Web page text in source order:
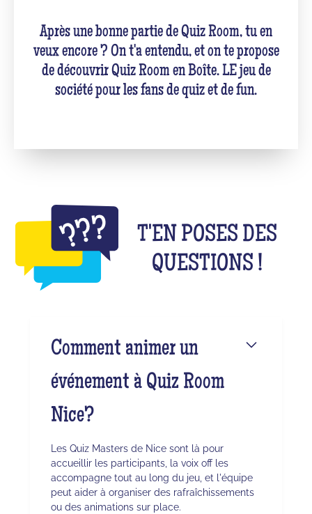
Après une bonne partie de Quiz Room, tu en
veux encore ? On t'a entendu, et on te propose
de découvrir Quiz Room en Boîte. LE jeu de
société pour les fans de quiz et de fun.
T'EN POSES DES
QUESTIONS !
Comment animer un
événement à Quiz Room
Nice?
Les Quiz Masters de Nice sont là pour
accueillir les participants, la voix off les
accompagne tout au long du jeu, et l'équipe
peut aider à organiser des rafraîchissements
ou des animations sur place.